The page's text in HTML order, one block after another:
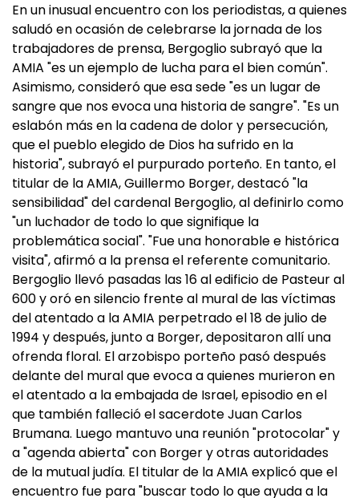
En un inusual encuentro con los periodistas, a quienes
saludó en ocasión de celebrarse la jornada de los
trabajadores de prensa, Bergoglio subrayó que la
AMIA "es un ejemplo de lucha para el bien común".
Asimismo, consideró que esa sede "es un lugar de
sangre que nos evoca una historia de sangre". "Es un
eslabón más en la cadena de dolor y persecución,
que el pueblo elegido de Dios ha sufrido en la
historia", subrayó el purpurado porteño. En tanto, el
titular de la AMIA, Guillermo Borger, destacó "la
sensibilidad" del cardenal Bergoglio, al definirlo como
"un luchador de todo lo que signifique la
problemática social". "Fue una honorable e histórica
visita", afirmó a la prensa el referente comunitario.
Bergoglio llevó pasadas las 16 al edificio de Pasteur al
600 y oró en silencio frente al mural de las víctimas
del atentado a la AMIA perpetrado el 18 de julio de
1994 y después, junto a Borger, depositaron allí una
ofrenda floral. El arzobispo porteño pasó después
delante del mural que evoca a quienes murieron en
el atentado a la embajada de Israel, episodio en el
que también falleció el sacerdote Juan Carlos
Brumana. Luego mantuvo una reunión "protocolar" y
a "agenda abierta" con Borger y otras autoridades
de la mutual judía. El titular de la AMIA explicó que el
encuentro fue para "buscar todo lo que ayuda a la